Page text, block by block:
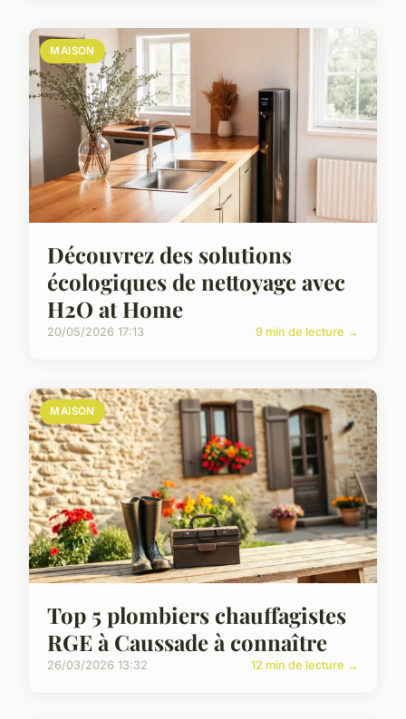
MAISON
Découvrez des solutions
écologiques de nettoyage avec
H2O at Home
20/05/2026 17:13 9 min de lecture →
MAISON
Top 5 plombiers chauffagistes
RGE à Caussade à connaître
26/03/2026 13:32 12 min de lecture →